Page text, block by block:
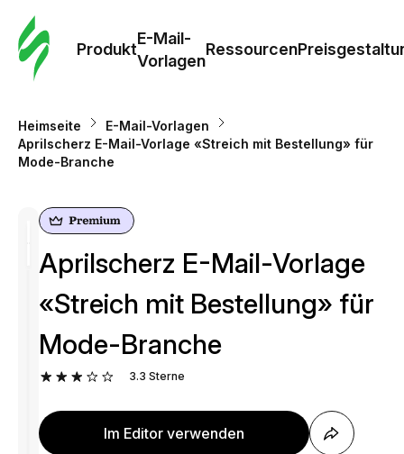
Produkt
E-Mail-
Vorlagen
Ressourcen
Heimseite
E-Mail-Vorlagen
Aprilscherz E-Mail-Vorlage «Streich mit Bestellung» für
Mode-Branche
Aprilscherz E-Mail-Vorlage
«Streich mit Bestellung» für
Mode-Branche
3.3 Sterne
Im Editor verwenden